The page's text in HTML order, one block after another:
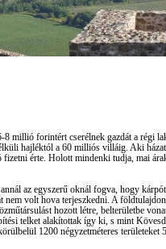
8 millió forintért cserélnek gazdát a régi
hajléktól a 60 milliós villáig. Aki
érte. Holott mindenki tudja, mai
az egyszerű oknál fogva, hogy
nem volt hova terjeszkedni. A
hozott létre, belterületbe
telket alakítottak így ki, s mint
1200 négyzetméteres